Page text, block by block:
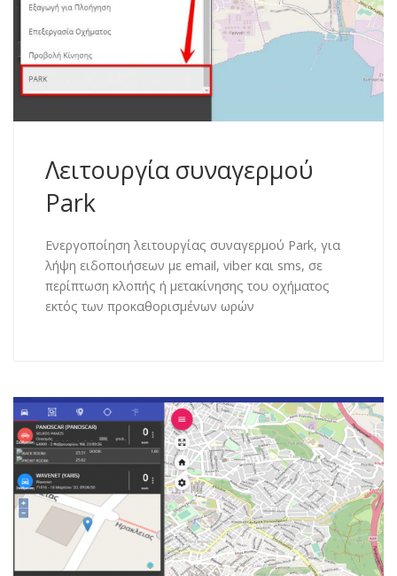
Λειτουργία συναγερμού
Park
Ενεργοποίηση λειτουργίας συναγερμού Park, για
λήψη ειδοποιήσεων με email, viber και sms, σε
περίπτωση κλοπής ή μετακίνησης του οχήματος
εκτός των προκαθορισμένων ωρών